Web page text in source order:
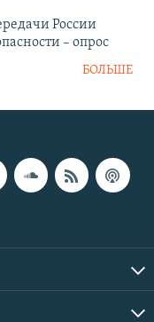
России
– опрос
БОЛЬШЕ